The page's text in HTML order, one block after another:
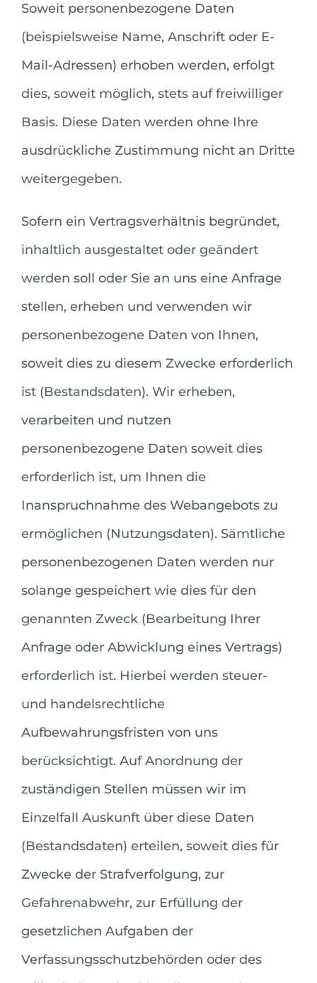
Soweit personenbezogene Daten
(beispielsweise Name, Anschrift oder E-
Mail-Adressen) erhoben werden, erfolgt
dies, soweit möglich, stets auf freiwilliger
Basis. Diese Daten werden ohne Ihre
ausdrückliche Zustimmung nicht an Dritte
weitergegeben.
Sofern ein Vertragsverhältnis begründet,
inhaltlich ausgestaltet oder geändert
werden soll oder Sie an uns eine Anfrage
stellen, erheben und verwenden wir
personenbezogene Daten von Ihnen,
soweit dies zu diesem Zwecke erforderlich
ist (Bestandsdaten). Wir erheben,
verarbeiten und nutzen
personenbezogene Daten soweit dies
erforderlich ist, um Ihnen die
Inanspruchnahme des Webangebots zu
ermöglichen (Nutzungsdaten). Sämtliche
personenbezogenen Daten werden nur
solange gespeichert wie dies für den
genannten Zweck (Bearbeitung Ihrer
Anfrage oder Abwicklung eines Vertrags)
erforderlich ist. Hierbei werden steuer-
und handelsrechtliche
Aufbewahrungsfristen von uns
berücksichtigt. Auf Anordnung der
zuständigen Stellen müssen wir im
Einzelfall Auskunft über diese Daten
(Bestandsdaten) erteilen, soweit dies für
Zwecke der Strafverfolgung, zur
Gefahrenabwehr, zur Erfüllung der
gesetzlichen Aufgaben der
Verfassungsschutzbehörden oder des